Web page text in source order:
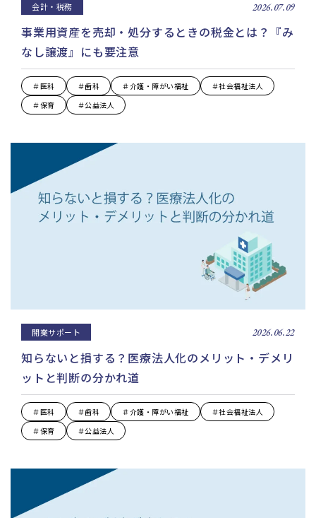
会計・税務 2026.07.09
事業用資産を売却・処分するときの税金とは？『み
なし譲渡』にも要注意
＃医科 ＃歯科 ＃介護・障がい福祉
＃社会福祉法人
＃保育
＃公益法人
開業サポート 2026.06.22
知らないと損する？医療法人化のメリット・デメリ
ットと判断の分かれ道
＃医科 ＃歯科 ＃介護・障がい福祉
＃社会福祉法人
＃保育
＃公益法人